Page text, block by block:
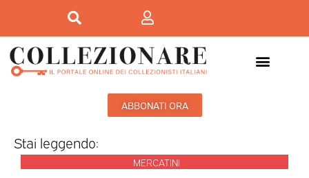
ABBONATI ORA
Stai leggendo:
MERCATINI